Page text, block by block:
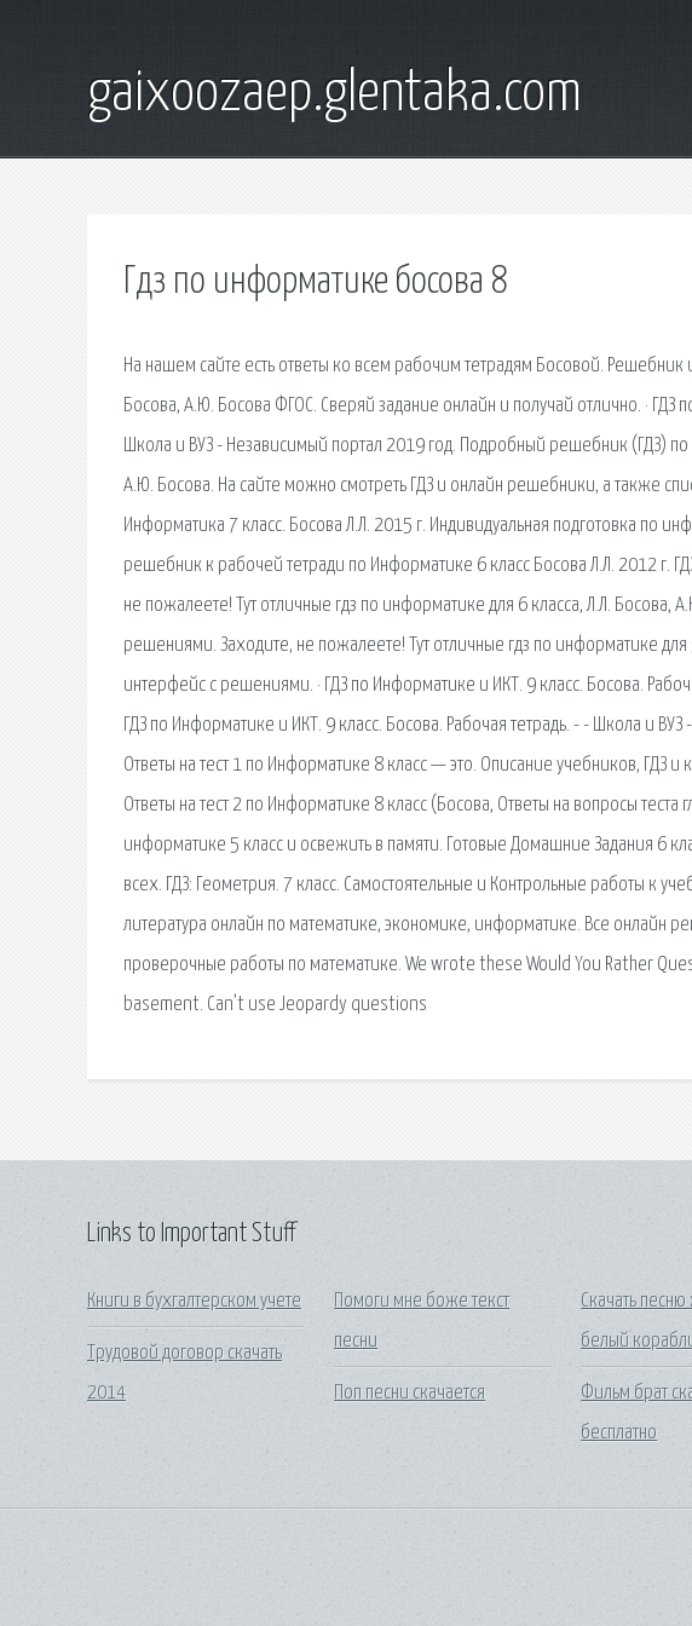
gaixoozaep.glentaka.com
Гдз по информатике босова 8
На нашем сайте есть ответы ко всем рабочим тетрадям Босовой. Решебник
Босова, А.Ю. Босова ФГОС. Сверяй задание онлайн и получай отлично. · ГДЗ
Школа и ВУЗ - Независимый портал 2019 год. Подробный решебник (ГДЗ)
А.Ю. Босова. На сайте можно смотреть ГДЗ и онлайн решебники, а также
Информатика 7 класс. Босова Л.Л. 2015 г. Индивидуальная подготовка по
решебник к рабочей тетради по Информатике 6 класс Босова Л.Л. 2012 г.
не пожалеете! Тут отличные гдз по информатике для 6 класса, Л.Л. Босова,
решениями. Заходите, не пожалеете! Тут отличные гдз по информатике
интерфейс с решениями. · ГДЗ по Информатике и ИКТ. 9 класс. Босова.
ГДЗ по Информатике и ИКТ. 9 класс. Босова. Рабочая тетрадь. - - Школа и
Ответы на тест 1 по Информатике 8 класс — это. Описание учебников, ГДЗ и
Ответы на тест 2 по Информатике 8 класс (Босова, Ответы на вопросы
информатике 5 класс и освежить в памяти. Готовые Домашние Задания 6
всех. ГДЗ: Геометрия. 7 класс. Самостоятельные и Контрольные работы к
литература онлайн по математике, экономике, информатике. Все онлайн
проверочные работы по математике. We wrote these Would You Rather
basement. Can’t use Jeopardy questions
Links to Important Stuff
Книги в бухгалтерском учете
Трудовой договор скачать
2014
Помоги мне боже текст
песни
Поп песни скачается
Скачать
белый
Фильм брат
бесплатно